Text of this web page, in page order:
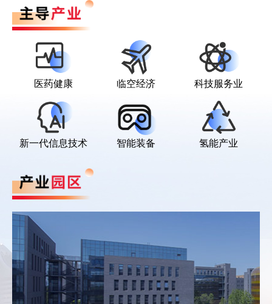
医药健康 临空经济 科技服务业
新一代信息技术 智能装备 氢能产业